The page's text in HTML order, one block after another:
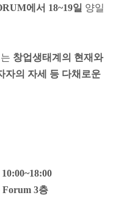
에서 18~19일 양일
창업생태계의 현재와
자의 자세 등 다채로운
10:00~18:00
3층